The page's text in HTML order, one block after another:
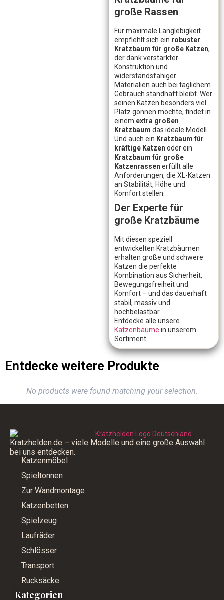
große Rassen
Für maximale Langlebigkeit
empfiehlt sich ein robuster
Kratzbaum für große Katzen,
der dank verstärkter
Konstruktion und
widerstandsfähiger
Materialien auch bei täglichem
Gebrauch standhaft bleibt. Wer
seinen Katzen besonders viel
Platz gönnen möchte, findet in
einem extra großen
Kratzbaum das ideale Modell.
Und auch ein Kratzbaum für
kräftige Katzen oder ein
Kratzbaum für große
Katzenrassen erfüllt alle
Anforderungen, die XL-Katzen
an Stabilität, Höhe und
Komfort stellen.
Der Experte für
große Kratzbäume
Mit diesen speziell
entwickelten Kratzbäumen
erhalten große und schwere
Katzen die perfekte
Kombination aus Sicherheit,
Bewegungsfreiheit und
Komfort – und das dauerhaft
stabil, massiv und
hochbelastbar.
Entdecke alle unsere
Katzenbäume in unserem
Sortiment.
Entdecke weitere Produkte
No products were found matching your selection.
Kratzhelden.de – viele Modelle und eine große Auswahl
bei uns entdecken.
Katzenmöbel
Spieltonnen
Zur Wandmontage
Katzenbetten
Spielzeug
Laufräder
Schlösser
Transport
Rucksäcke
Kategorien